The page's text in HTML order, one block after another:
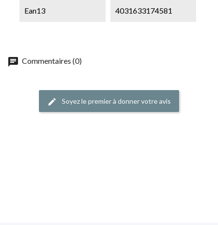
Ean13 4031633174581
chat Commentaires (0)
edit Soyez le premier à donner votre avis